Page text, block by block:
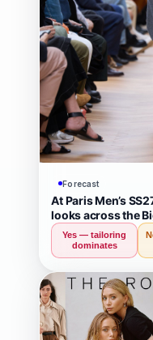
Forecast
At Paris Men’s
looks across the
Yes — tailoring
dominates